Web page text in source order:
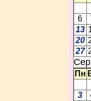
6
13
20
27
Пн
3